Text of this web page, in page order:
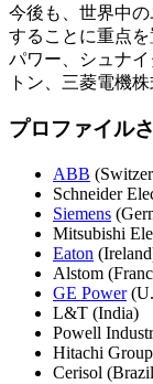
今後も、世界中
することに重点
パワー、シュナ
トン、三菱電機
プロファイル
ABB
Schneider
Siemens
Mitsubishi
Eaton
Alstom
GE Power
L&T (India)
Powell
Hitachi
Cerisol